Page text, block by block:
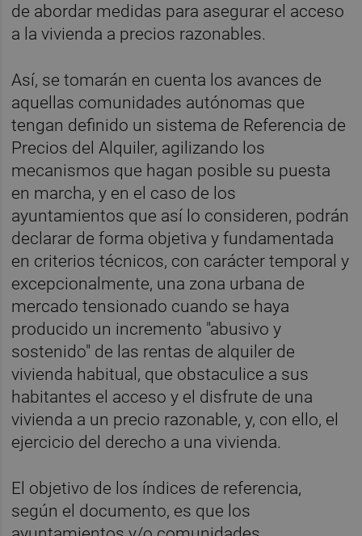
de abordar medidas para asegurar el acceso
a la vivienda a precios razonables.
Así, se tomarán en cuenta los avances de
aquellas comunidades autónomas que
tengan definido un sistema de Referencia de
Precios del Alquiler, agilizando los
mecanismos que hagan posible su puesta
en marcha, y en el caso de los
ayuntamientos que así lo consideren, podrán
declarar de forma objetiva y fundamentada
en criterios técnicos, con carácter temporal y
excepcionalmente, una zona urbana de
mercado tensionado cuando se haya
producido un incremento "abusivo y
sostenido" de las rentas de alquiler de
vivienda habitual, que obstaculice a sus
habitantes el acceso y el disfrute de una
vivienda a un precio razonable, y, con ello, el
ejercicio del derecho a una vivienda.
El objetivo de los índices de referencia,
según el documento, es que los